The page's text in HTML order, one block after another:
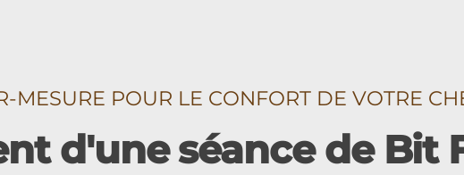
MESURE POUR LE CONFORT DE VOTRE
d'une séance de Bit